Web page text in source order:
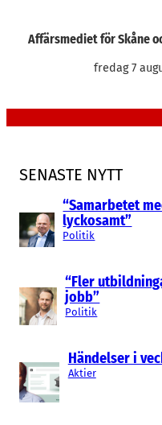
Affärsmediet för Skåne
fredag 7
SENASTE NYTT
“Samarbetet
lyckosamt”
Politik
“Fler
jobb”
Politik
Händelser i
Aktier